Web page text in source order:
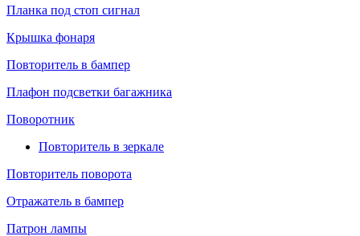
Планка под стоп сигнал
Крышка фонаря
Повторитель в бампер
Плафон подсветки багажника
Поворотник
Повторитель в зеркале
Повторитель поворота
Отражатель в бампер
Патрон лампы